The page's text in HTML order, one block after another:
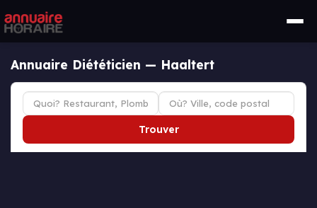
Annuaire Diététicien — Haaltert
Trouver